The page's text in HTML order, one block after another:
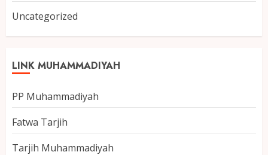
Uncategorized
LINK MUHAMMADIYAH
PP Muhammadiyah
Fatwa Tarjih
Tarjih Muhammadiyah